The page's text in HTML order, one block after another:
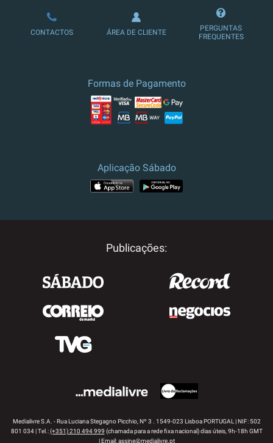
LOJA DE ASSINATURAS
CONTACTOS ÁREA DE CLIENTE
PERGUNTAS
FREQUENTES
Formas de Pagamento
Aplicação Sábado
Publicações:
Medialivre S.A. - Rua Luciana Stegagno Picchio, Nº 3 . 1549-023 Lisboa PORTUGAL | NIF: 502
801 034 | Tel.:(+351) 210 494 999 (chamada para a rede fixa nacional) dias úteis, 9h-18h GMT
| Email:assine@medialivre.pt